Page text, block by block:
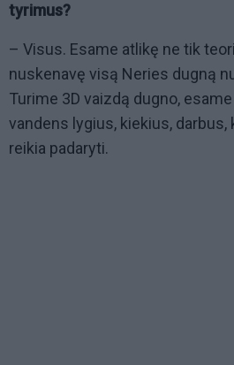
tyrimus?
– Visus. Esame atlikę ne tik
nuskenavę visą Neries dugną
Turime 3D vaizdą dugno,
vandens lygius, kiekius, darbus,
reikia padaryti.